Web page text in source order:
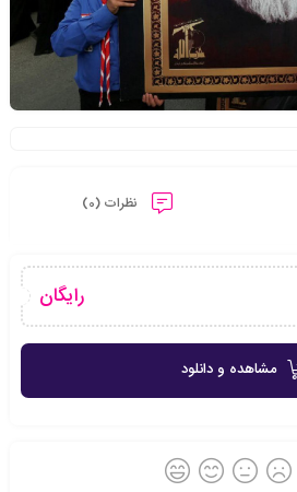
نظرات (0)
رایگان
مشاهده و دانلود